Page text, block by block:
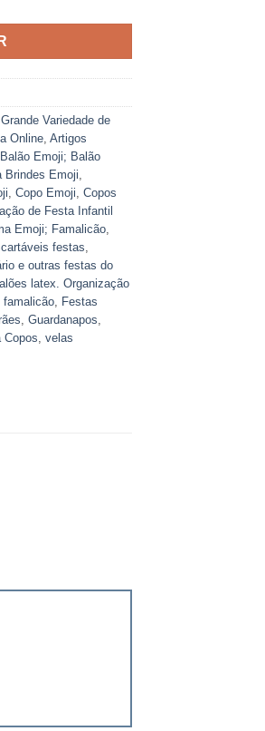
Variedade de
Online ,Artigos
Balão Emoji; Balão
Brindes Emoji
,Copo Emoji ,Copos
de Festa Infantil
Emoji; Famalicão
festas
e outras festas do
latex. Organização
,famalicão Festas
,Guardanapos
Copos ,velas